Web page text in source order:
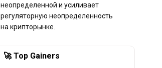
неопределенной и усиливает
регуляторную неопределенность
на крипторынке.
🚀 Top Gainers